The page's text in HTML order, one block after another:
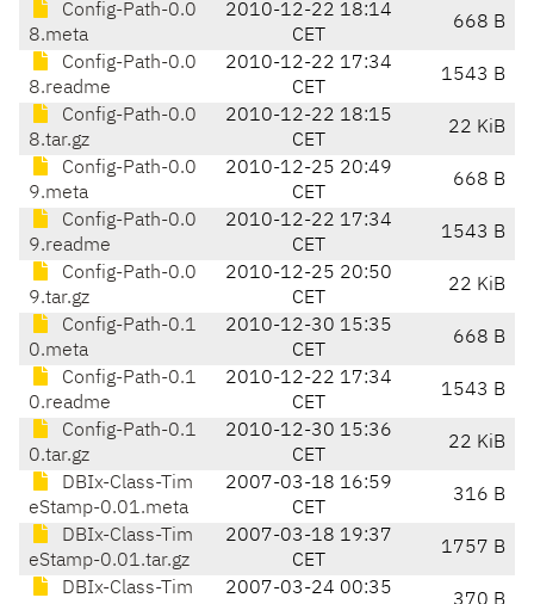
Config-Path-0.0
8.meta
2010-12-22 18:14
CET
668 B
Config-Path-0.0
8.readme
2010-12-22 17:34
CET
1543 B
Config-Path-0.0
8.tar.gz
2010-12-22 18:15
CET
22 KiB
Config-Path-0.0
9.meta
2010-12-25 20:49
CET
668 B
Config-Path-0.0
9.readme
2010-12-22 17:34
CET
1543 B
Config-Path-0.0
9.tar.gz
2010-12-25 20:50
CET
22 KiB
Config-Path-0.1
0.meta
2010-12-30 15:35
CET
668 B
Config-Path-0.1
0.readme
2010-12-22 17:34
CET
1543 B
Config-Path-0.1
0.tar.gz
2010-12-30 15:36
CET
22 KiB
DBIx-Class-Tim
eStamp-0.01.meta
2007-03-18 16:59
CET
316 B
DBIx-Class-Tim
eStamp-0.01.tar.gz
2007-03-18 19:37
CET
1757 B
DBIx-Class-Tim
2007-03-24 00:35